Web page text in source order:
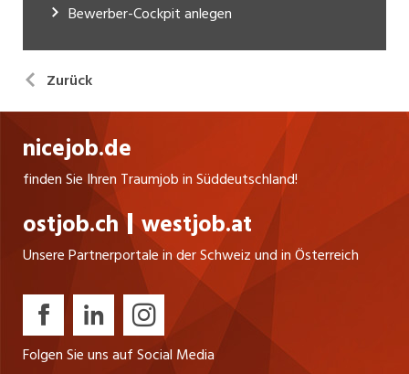
Bewerber-Cockpit anlegen
Zurück
nicejob.de
finden Sie Ihren Traumjob in Süddeutschland!
ostjob.ch westjob.at
Unsere Partnerportale in der Schweiz und in Österreich
Folgen Sie uns auf Social Media